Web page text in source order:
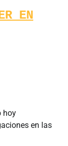
EN
hoy
en las